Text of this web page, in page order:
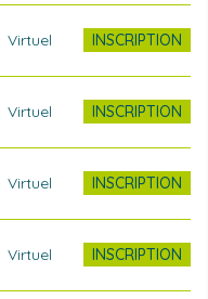
Virtuel INSCRIPTION
Virtuel INSCRIPTION
Virtuel INSCRIPTION
Virtuel INSCRIPTION